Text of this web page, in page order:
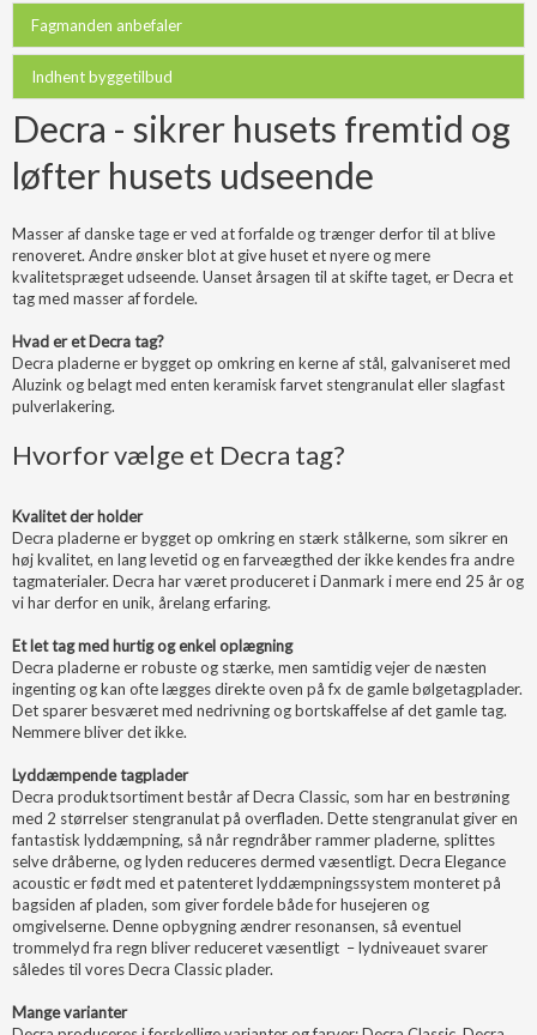
Fagmanden anbefaler
Indhent byggetilbud
Decra - sikrer husets fremtid og
løfter husets udseende
Masser af danske tage er ved at forfalde og trænger derfor til at blive
renoveret. Andre ønsker blot at give huset et nyere og mere
kvalitetspræget udseende. Uanset årsagen til at skifte taget, er Decra et
tag med masser af fordele.
Hvad er et Decra tag?
Decra pladerne er bygget op omkring en kerne af stål, galvaniseret med
Aluzink og belagt med enten keramisk farvet stengranulat eller slagfast
pulverlakering.
Hvorfor vælge et Decra tag?
Kvalitet der holder
Decra pladerne er bygget op omkring en stærk stålkerne, som sikrer en
høj kvalitet, en lang levetid og en farveægthed der ikke kendes fra andre
tagmaterialer. Decra har været produceret i Danmark i mere end 25 år og
vi har derfor en unik, årelang erfaring.
Et let tag med hurtig og enkel oplægning
Decra pladerne er robuste og stærke, men samtidig vejer de næsten
ingenting og kan ofte lægges direkte oven på fx de gamle bølgetagplader.
Det sparer besværet med nedrivning og bortskaffelse af det gamle tag.
Nemmere bliver det ikke.
Lyddæmpende tagplader
Decra produktsortiment består af Decra Classic, som har en bestrøning
med 2 størrelser stengranulat på overfladen. Dette stengranulat giver en
fantastisk lyddæmpning, så når regndråber rammer pladerne, splittes
selve dråberne, og lyden reduceres dermed væsentligt. Decra Elegance
acoustic er født med et patenteret lyddæmpningssystem monteret på
bagsiden af pladen, som giver fordele både for husejeren og
omgivelserne. Denne opbygning ændrer resonansen, så eventuel
trommelyd fra regn bliver reduceret væsentligt – lydniveauet svarer
således til vores Decra Classic plader.
Mange varianter